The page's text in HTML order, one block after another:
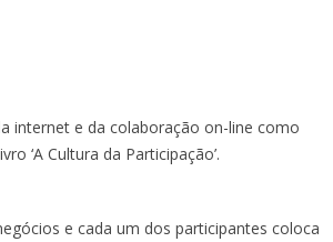
internet e da colaboração on-line como
‘A Cultura da Participação’.
e cada um dos participantes coloca